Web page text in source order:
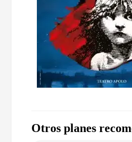
Otros planes